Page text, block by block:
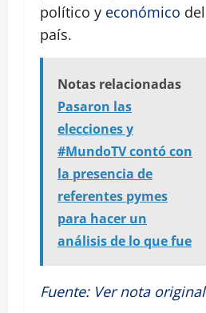
político y económico del
país.
Notas relacionadas
Pasaron las
elecciones y
#MundoTV contó con
la presencia de
referentes pymes
para hacer un
análisis de lo que fue
Fuente: Ver nota original